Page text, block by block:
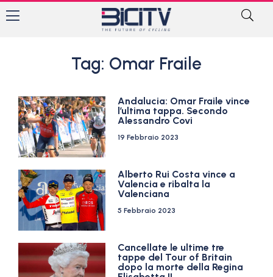
Tag: Omar Fraile
Andalucia: Omar Fraile vince
l’ultima tappa. Secondo
Alessandro Covi
19 Febbraio 2023
Alberto Rui Costa vince a
Valencia e ribalta la
Valenciana
5 Febbraio 2023
Cancellate le ultime tre
tappe del Tour of Britain
dopo la morte della Regina